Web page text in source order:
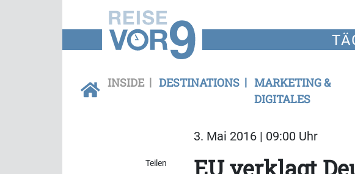
INSIDE DESTINATIONS
MARKETING &
DIGITALES
3. Mai 2016 | 09:00 Uhr
Teilen
EU verklagt